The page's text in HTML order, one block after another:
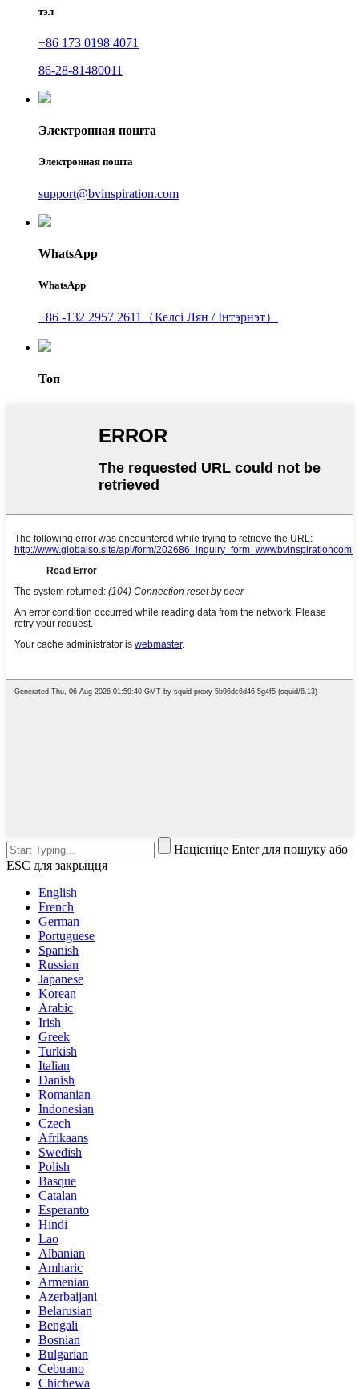
тэл
+86 173 0198 4071
86-28-81480011
Электронная пошта
Электронная пошта
support@bvinspiration.com
WhatsApp
WhatsApp
+86 -132 2957 2611（Келсі Лян / Інтэрнэт）
Топ
Націсніце Enter для пошуку або
ESC для закрыцця
English
French
German
Portuguese
Spanish
Russian
Japanese
Korean
Arabic
Irish
Greek
Turkish
Italian
Danish
Romanian
Indonesian
Czech
Afrikaans
Swedish
Polish
Basque
Catalan
Esperanto
Hindi
Lao
Albanian
Amharic
Armenian
Azerbaijani
Belarusian
Bengali
Bosnian
Bulgarian
Cebuano
Chichewa